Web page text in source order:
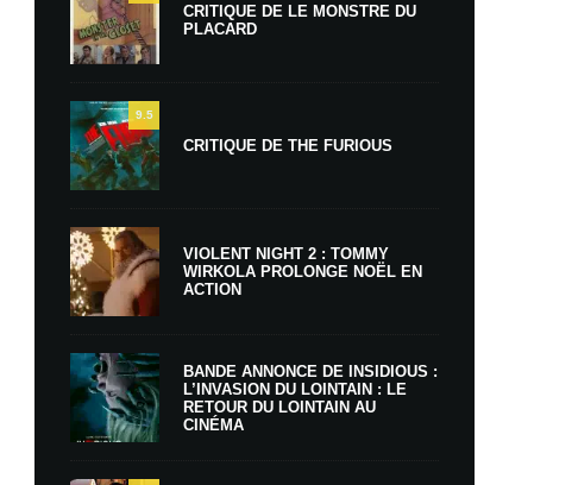
CRITIQUE DE LE MONSTRE DU
PLACARD
9.5
CRITIQUE DE THE FURIOUS
VIOLENT NIGHT 2 : TOMMY
WIRKOLA PROLONGE NOËL EN
ACTION
BANDE ANNONCE DE INSIDIOUS :
L’INVASION DU LOINTAIN : LE
RETOUR DU LOINTAIN AU
CINÉMA